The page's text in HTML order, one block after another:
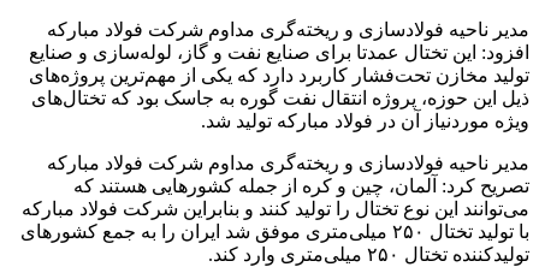
مدیر ناحیه فولادسازی و ریخته‌گری مداوم شرکت فولاد مبارکه
افزود: این تختال عمدتا برای صنایع نفت و گاز، لوله‌سازی و صنایع
تولید مخازن تحت‌فشار کاربرد دارد که یکی از مهم‌ترین پروژه‌های
ذیل این حوزه، پروژه انتقال نفت گوره به جاسک بود که تختال‌های
ویژه موردنیاز آن در فولاد مبارکه تولید شد.
مدیر ناحیه فولادسازی و ریخته‌گری مداوم شرکت فولاد مبارکه
تصریح کرد: آلمان، چین و کره از جمله کشورهایی هستند که
می‌توانند این نوع تختال را تولید کنند و بنابراین شرکت فولاد مبارکه
با تولید تختال ۲۵۰ میلی‌متری موفق شد ایران را به جمع کشورهای
تولیدکننده تختال ۲۵۰ میلی‌متری وارد کند.